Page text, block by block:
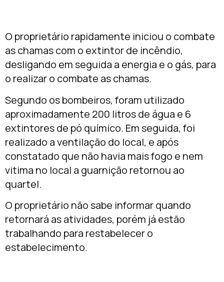
O proprietário rapidamente iniciou o combate
as chamas com o extintor de incêndio,
desligando em seguida a energia e o gás, para
o realizar o combate as chamas.
Segundo os bombeiros, foram utilizado
aproximadamente 200 litros de água e 6
extintores de pó químico. Em seguida, foi
realizado a ventilação do local, e após
constatado que não havia mais fogo e nem
vitima no local a guarnição retornou ao
quartel.
O proprietário não sabe informar quando
retornará as atividades, porém já estão
trabalhando para restabelecer o
estabelecimento.